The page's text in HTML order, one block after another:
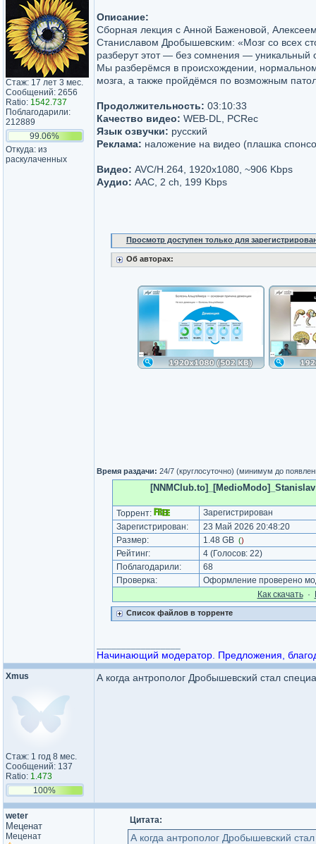
Стаж: 17 лет 3 мес.
Сообщений: 2656
Ratio: 1542.737
Поблагодарили:
212889
99.06%
Откуда: из
раскулаченных
Описание:
Сборная лекция с Анной Баженовой,
Станиславом Дробышевским: «Мозг со всех
разберут этот — без сомнения — уникальный
Мы разберёмся в происхождении,
мозга, а также пройдёмся по возможным
Продолжительность: 03:10:33
Качество видео: WEB-DL, PCRec
Язык озвучки: русский
Реклама: наложение на видео (плашка
Видео: AVC/H.264, 1920х1080, ~906 Kbps
Аудио: AAC, 2 ch, 199 Kbps
Просмотр доступен только для
Об авторах:
Время раздачи: 24/7 (круглосуточно) (минимум до
Торрент:
Зарегистрирован
Зарегистрирован:
23 Май 2026 20:48:20
Размер:
1.48 GB ()
Рейтинг: 4(Голосов: 22)
Поблагодарили:
68
Проверка:
Оформление проверено
Как cкачать·
Список файлов в торренте
Начинающий модератор. Предложения,
Xmus
Стаж: 1 год 8 мес.
Сообщений: 137
Ratio: 1.473
100%
А когда антрополог Дробышевский стал
weter
Меценат
Меценат
Цитата:
А когда антрополог Дробышевский